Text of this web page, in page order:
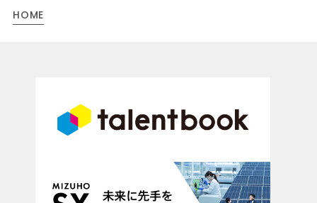
HOME